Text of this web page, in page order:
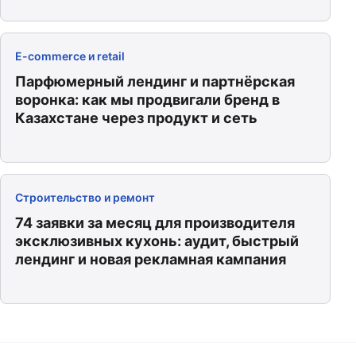
E-commerce и retail
Парфюмерный лендинг и партнёрская
воронка: как мы продвигали бренд в
Казахстане через продукт и сеть
Строительство и ремонт
74 заявки за месяц для производителя
эксклюзивных кухонь: аудит, быстрый
лендинг и новая рекламная кампания